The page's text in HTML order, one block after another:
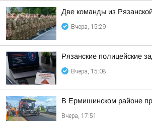
Две команды из
Вчера, 15:29
Рязанские полицейские
Вчера, 15:08
В Ермишинском районе
Вчера, 17:51